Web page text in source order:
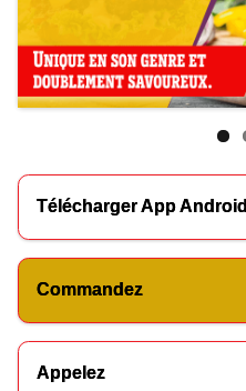
Télécharger App Android
Commandez
Appelez